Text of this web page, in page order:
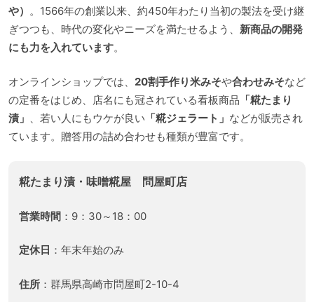
や） 。1566年の創業以来、約450年わたり当初の製法を受け継
ぎつつも、時代の変化やニーズを満たせるよう、 新商品の開発
にも力を入れています。
オンラインショップでは、 20割手作り米みそや合わせみそなど
の定番をはじめ、店名にも冠されている看板商品 「糀たまり
漬」 、若い人にもウケが良い 「糀ジェラート」 などが販売され
ています。贈答用の詰め合わせも種類が豊富です。
糀たまり漬・味噌糀屋 問屋町店
営業時間：9：30～18：00
定休日 ：年末年始のみ
住所：群馬県高崎市問屋町2-10-4